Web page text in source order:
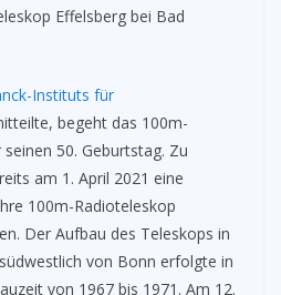
Effelsberg bei Bad
Instituts für
begeht das 100m-
50. Geburtstag. Zu
am 1. April 2021 eine
100m-Radioteleskop
Der Aufbau des Teleskops in
von Bonn erfolgte in
von 1967 bis 1971. Am 12.